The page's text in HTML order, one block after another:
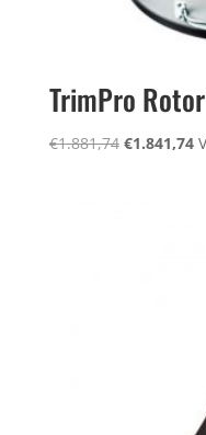
TrimPro Rotor
€1.881,74 Izvirna
€1.841,74